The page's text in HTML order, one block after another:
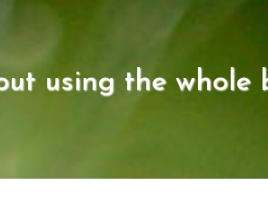
using the whole